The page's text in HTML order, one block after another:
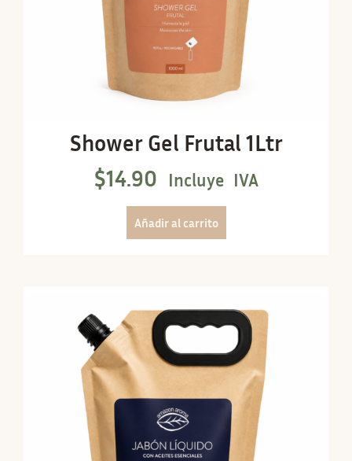
Shower Gel Frutal 1Ltr
$14.90 Incluye IVA
Añadir al carrito